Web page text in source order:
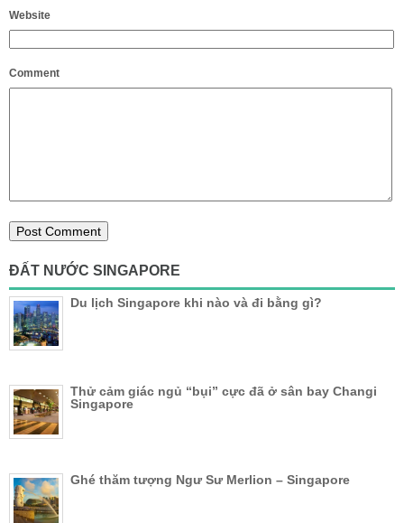
Website
Comment
ĐẤT NƯỚC SINGAPORE
Du lịch Singapore khi nào và đi bằng gì?
Thử cảm giác ngủ “bụi” cực đã ở sân bay Changi
Singapore
Ghé thăm tượng Ngư Sư Merlion – Singapore